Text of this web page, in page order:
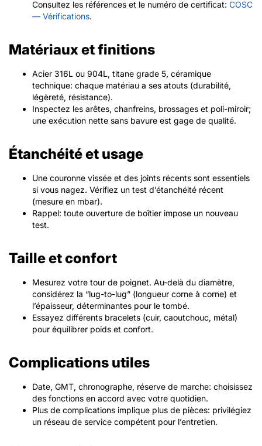
Consultez les références et le numéro de certificat: COSC
— Vérifications.
Matériaux et finitions
Acier 316L ou 904L, titane grade 5, céramique
technique: chaque matériau a ses atouts (durabilité,
légèreté, résistance).
Inspectez les arêtes, chanfreins, brossages et poli-miroir;
une exécution nette sans bavure est gage de qualité.
Étanchéité et usage
Une couronne vissée et des joints récents sont essentiels
si vous nagez. Vérifiez un test d’étanchéité récent
(mesure en mbar).
Rappel: toute ouverture de boîtier impose un nouveau
test.
Taille et confort
Mesurez votre tour de poignet. Au-delà du diamètre,
considérez la “lug-to-lug” (longueur corne à corne) et
l’épaisseur, déterminantes pour le tombé.
Essayez différents bracelets (cuir, caoutchouc, métal)
pour équilibrer poids et confort.
Complications utiles
Date, GMT, chronographe, réserve de marche: choisissez
des fonctions en accord avec votre quotidien.
Plus de complications implique plus de pièces: privilégiez
un réseau de service compétent pour l’entretien.